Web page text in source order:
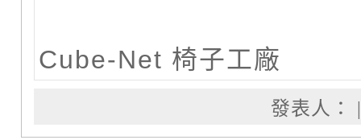
Cube-Net 椅子工廠
發表人：